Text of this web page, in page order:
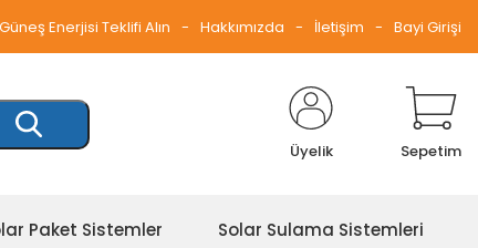
Güneş Enerjisi Teklifi Alın Hakkımızda İletişim Bayi Girişi
Üyelik Sepetim
Paket Sistemler Solar Sulama Sistemleri